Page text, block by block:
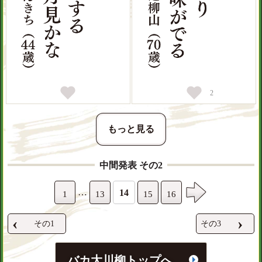
2
もっと見る
中間発表 その2
1 … 13 14 15 16
‹ その1 その3 ›